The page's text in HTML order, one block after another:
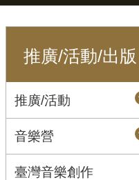
推廣/活動/出版
推廣/活動
音樂營
臺灣音樂創作